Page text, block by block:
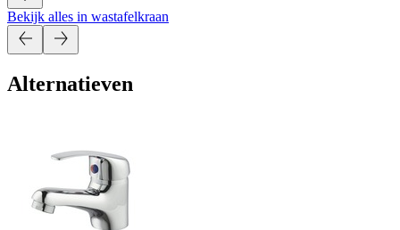
Bekijk alles in wastafelkraan
Alternatieven